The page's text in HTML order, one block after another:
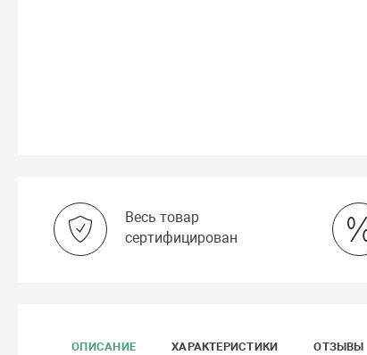
Весь товар
сертифицирован
ОПИСАНИЕ ХАРАКТЕРИСТИКИ ОТЗЫВЫ